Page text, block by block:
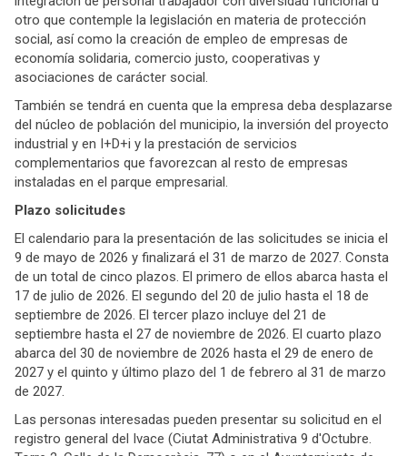
otro que contemple la legislación en materia de protección
social, así como la creación de empleo de empresas de
economía solidaria, comercio justo, cooperativas y
asociaciones de carácter social.
También se tendrá en cuenta que la empresa deba desplazarse
del núcleo de población del municipio, la inversión del proyecto
industrial y en I+D+i y la prestación de servicios
complementarios que favorezcan al resto de empresas
instaladas en el parque empresarial.
Plazo solicitudes
El calendario para la presentación de las solicitudes se inicia el
9 de mayo de 2026 y finalizará el 31 de marzo de 2027. Consta
de un total de cinco plazos. El primero de ellos abarca hasta el
17 de julio de 2026. El segundo del 20 de julio hasta el 18 de
septiembre de 2026. El tercer plazo incluye del 21 de
septiembre hasta el 27 de noviembre de 2026. El cuarto plazo
abarca del 30 de noviembre de 2026 hasta el 29 de enero de
2027 y el quinto y último plazo del 1 de febrero al 31 de marzo
de 2027.
Las personas interesadas pueden presentar su solicitud en el
registro general del Ivace (Ciutat Administrativa 9 d'Octubre.